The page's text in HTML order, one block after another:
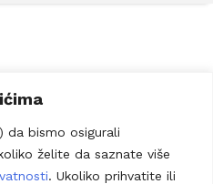
da bismo osigurali
želite da saznate više
. Ukoliko prihvatite ili